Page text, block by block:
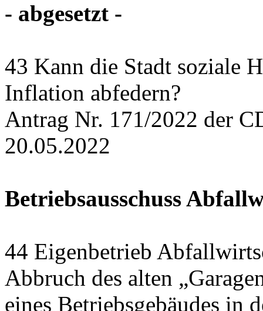
- abgesetzt -
43 Kann die Stadt soziale
Inflation abfedern?
Antrag Nr. 171/2022 der
20.05.2022
Betriebsausschuss
44 Eigenbetrieb
Abbruch des alten
eines Betriebsgebäudes in